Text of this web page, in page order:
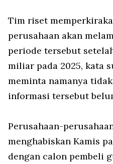
Tim riset
perusahaan akan
periode tersebut
miliar pada 2025, kata
meminta namanya
informasi tersebut
Perusahaan-
menghabiskan Kamis
dengan calon pembeli